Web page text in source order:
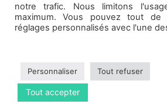
Méta
Flux des publications
Flux des commentaires
Site de WordPress-FR
notre trafic. Nous limitons
maximum. Vous pouvez tout de
réglages personnalisés avec l'une
Personnaliser Tout refuser
Tout accepter